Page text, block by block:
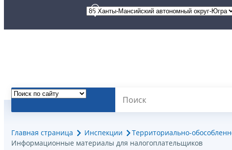
Главная страница Инспекции
Территориально-
Информационные материалы для налогоплательщиков